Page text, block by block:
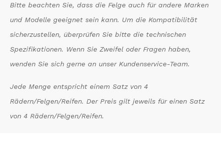
Bitte beachten Sie, dass die Felge auch für andere Marken
und Modelle geeignet sein kann. Um die Kompatibilität
sicherzustellen, überprüfen Sie bitte die technischen
Spezifikationen. Wenn Sie Zweifel oder Fragen haben,
wenden Sie sich gerne an unser Kundenservice-Team.
Jede Menge entspricht einem Satz von 4
Rädern/Felgen/Reifen. Der Preis gilt jeweils für einen Satz
von 4 Rädern/Felgen/Reifen.